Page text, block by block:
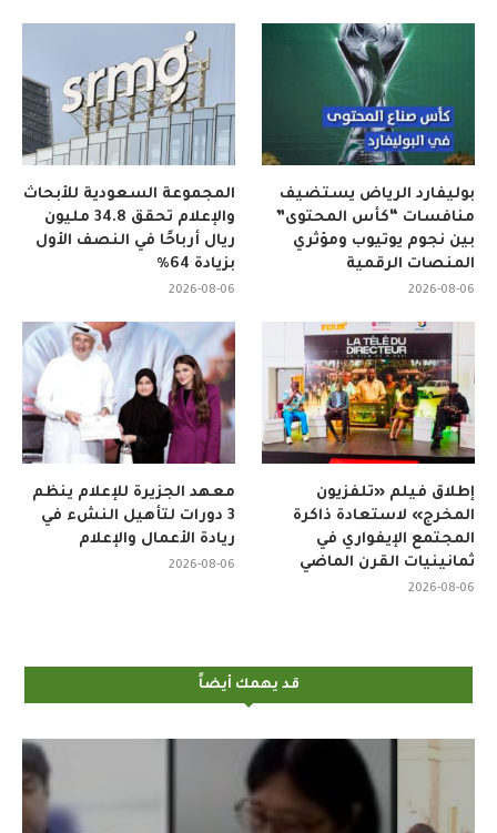
المجموعة السعودية للأبحاث
والإعلام تحقق 34.8 مليون
ريال أرباحًا في النصف الأول
بزيادة 64%
2026-08-06
بوليفارد الرياض يستضيف
منافسات “كأس المحتوى”
بين نجوم يوتيوب ومؤثري
المنصات الرقمية
2026-08-06
معهد الجزيرة للإعلام ينظم
3 دورات لتأهيل النشء في
ريادة الأعمال والإعلام
2026-08-06
إطلاق فيلم «تلفزيون
المخرج» لاستعادة ذاكرة
المجتمع الإيفواري في
ثمانينيات القرن الماضي
2026-08-06
قد يهمك أيضاً